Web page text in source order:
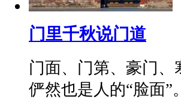
门里千秋说门道
门面、门第、豪门
俨然也是人的“脸面”。